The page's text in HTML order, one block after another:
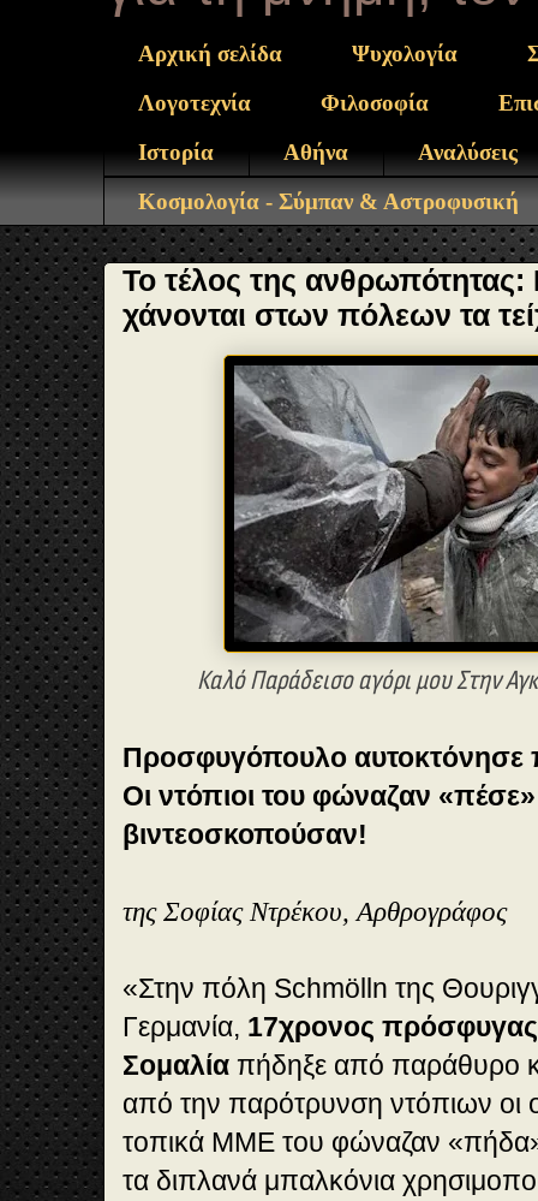
Αρχική σελίδα Ψυχολογία
Λογοτεχνία
Φιλοσοφία
Ιστορία
Αθήνα
Αναλύσεις
Κοσμολογία - Σύμπαν & Αστροφυσική
Το τέλος της ανθρωπότητας:
χάνονται στων πόλεων τα
Καλό Παράδεισο αγόρι μου Στην
Προσφυγόπουλο αυτοκτόνησε
Οι ντόπιοι του φώναζαν «πέσε»
βιντεοσκοπούσαν!
της Σοφίας Ντρέκου, Αρθρογράφος
«Στην πόλη Schmölln της
Γερμανία, 17χρονος
Σομαλία πήδηξε από παράθυρο
από την παρότρυνση ντόπιων οι
τοπικά ΜΜΕ του φώναζαν
τα διπλανά μπαλκόνια